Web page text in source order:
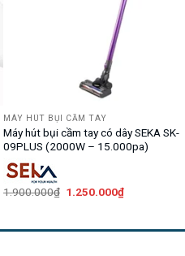
MÁY HÚT BỤI CẦM TAY
Máy hút bụi cầm tay có dây SEKA SK-
09PLUS (2000W – 15.000pa)
1.900.000₫ Giá
1.250.000₫Giá
1.250.000₫.